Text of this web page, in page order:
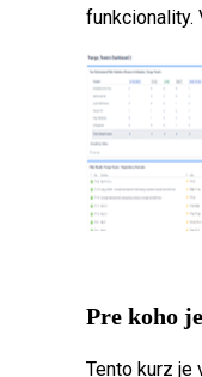
funkcionality.
Pre koho
Tento kurz je